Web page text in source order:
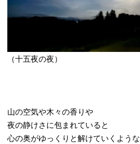
（十五夜の夜）
山の空気や木々の香りや
夜の静けさに包まれていると
心の奥がゆっくりと解けていくような